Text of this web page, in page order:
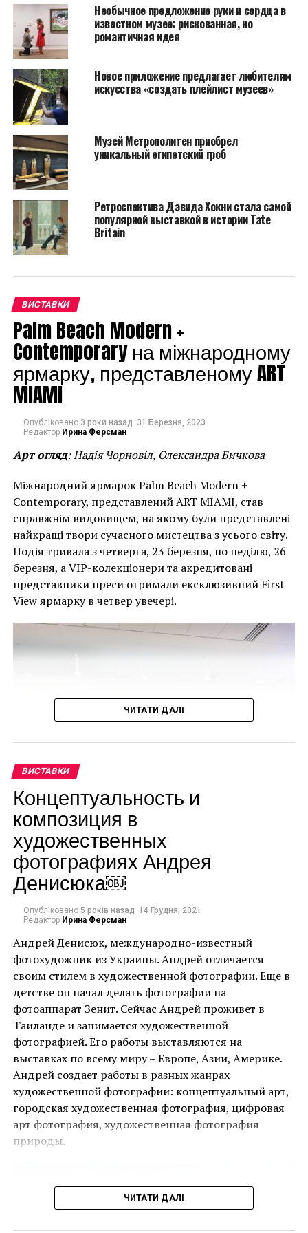
образы и идеи из индуизма.
Интересно!
Выставка посвящена Стивену Коссаку,
который почти 40 лет возглавлял в музее
Метрополитен отдел искусства Азии. Кстати,
преимущественная часть произведений хранилась в
его частной коллекции. По словам исполнительного
директора музея Томаса Кэмпбелла, «это – одна из
самых крупных подобных коллекций, которая
находилась в частных руках. Она является
существенным дополнением к сборнику, которым
занимался Стивен».
Facebook
Twitter
Pinterest
WhatsApp
ViberTelegram
Copy
НАСТУПНА СТАТТЯ
Риму представят 150 картин Бэнкси
ПОПЕРЕДНЯ СТАТТЯ
Международное жюри Венецианской биеннале уже
назвала призеров
Необычное предложение руки и сердца в
известном музее: рискованная, но
романтичная идея
Новое приложение предлагает любителям
искусства «создать плейлист музеев»
Музей Метрополитен приобрел
уникальный египетский гроб
Ретроспектива Дэвида Хокни стала самой
популярной выставкой в истории Tate
Britain
ВИСТАВКИ
Palm Beach Modern +
Contemporary на міжнародному
ярмарку, представленому ART
MIAMI
Опубліковано 3 роки назад 31 Березня, 2023
Редактор Ирина Ферсман
Арт огляд: Надія Чорновіл, Олександра Бичкова
Міжнародний ярмарок Palm Beach Modern +
Contemporary, представлений ART MIAMI, став
справжнім видовищем, на якому були представлені
найкращі твори сучасного мистецтва з усього світу.
Подія тривала з четверга, 23 березня, по неділю, 26
березня, а VIP-колекціонери та акредитовані
представники преси отримали ексклюзивний First
View ярмарку в четвер увечері.
Ця подія, яку не можна пропустити, дала
можливість поціновувачам мистецтва придбати
деякі з найбільш інвестиційно привабливих творів
ще до того, як ярмарок відкрився для публіки.
Однією з найяскравіших подій ярмарку стала
виставка двадцяти чотирьох вибраних робіт
Руперта Гарсії, одного з найвідоміших художників-
чикано, представлених колекцією спадщини
директор і куратор музею, за підтримки Bourlet Art
ЧИТАТИ ДАЛІ
ВИСТАВКИ
Концептуальность и
композиция в
художественных
фотографиях Андрея
Денисюка￼
Опубліковано 5 років назад 14 Грудня, 2021
Редактор Ирина Ферсман
Андрей Денисюк, международно-известный
фотохудожник из Украины. Андрей отличается
своим стилем в художественной фотографии. Еще в
детстве он начал делать фотографии на
фотоаппарат Зенит. Сейчас Андрей проживет в
Таиланде и занимается художественной
фотографией. Его работы выставляются на
выставках по всему миру – Европе, Азии, Америке.
Андрей создает работы в разных жанрах
художественной фотографии: концептуальный арт,
городская художественная фотография, цифровая
арт фотография, художественная фотография
природы.
ЧИТАТИ ДАЛІ